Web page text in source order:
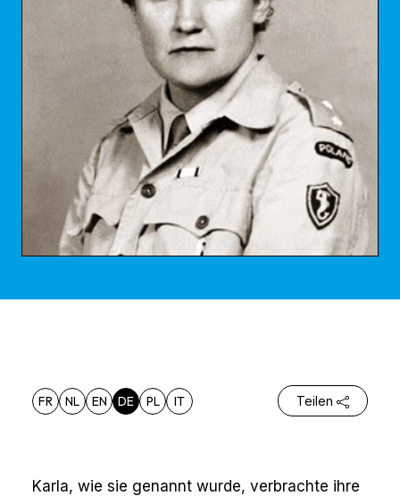
FR NL EN DE PL IT Teilen
Karla, wie sie genannt wurde, verbrachte ihre